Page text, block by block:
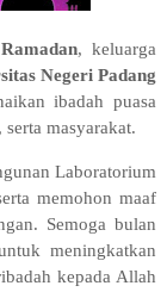
, keluarga
Negeri Padang
ibadah puasa
masyarakat.
Laboratorium
memohon maaf
Semoga bulan
meningkatkan
kepada Allah